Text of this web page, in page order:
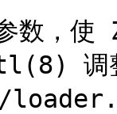
数，使
调整